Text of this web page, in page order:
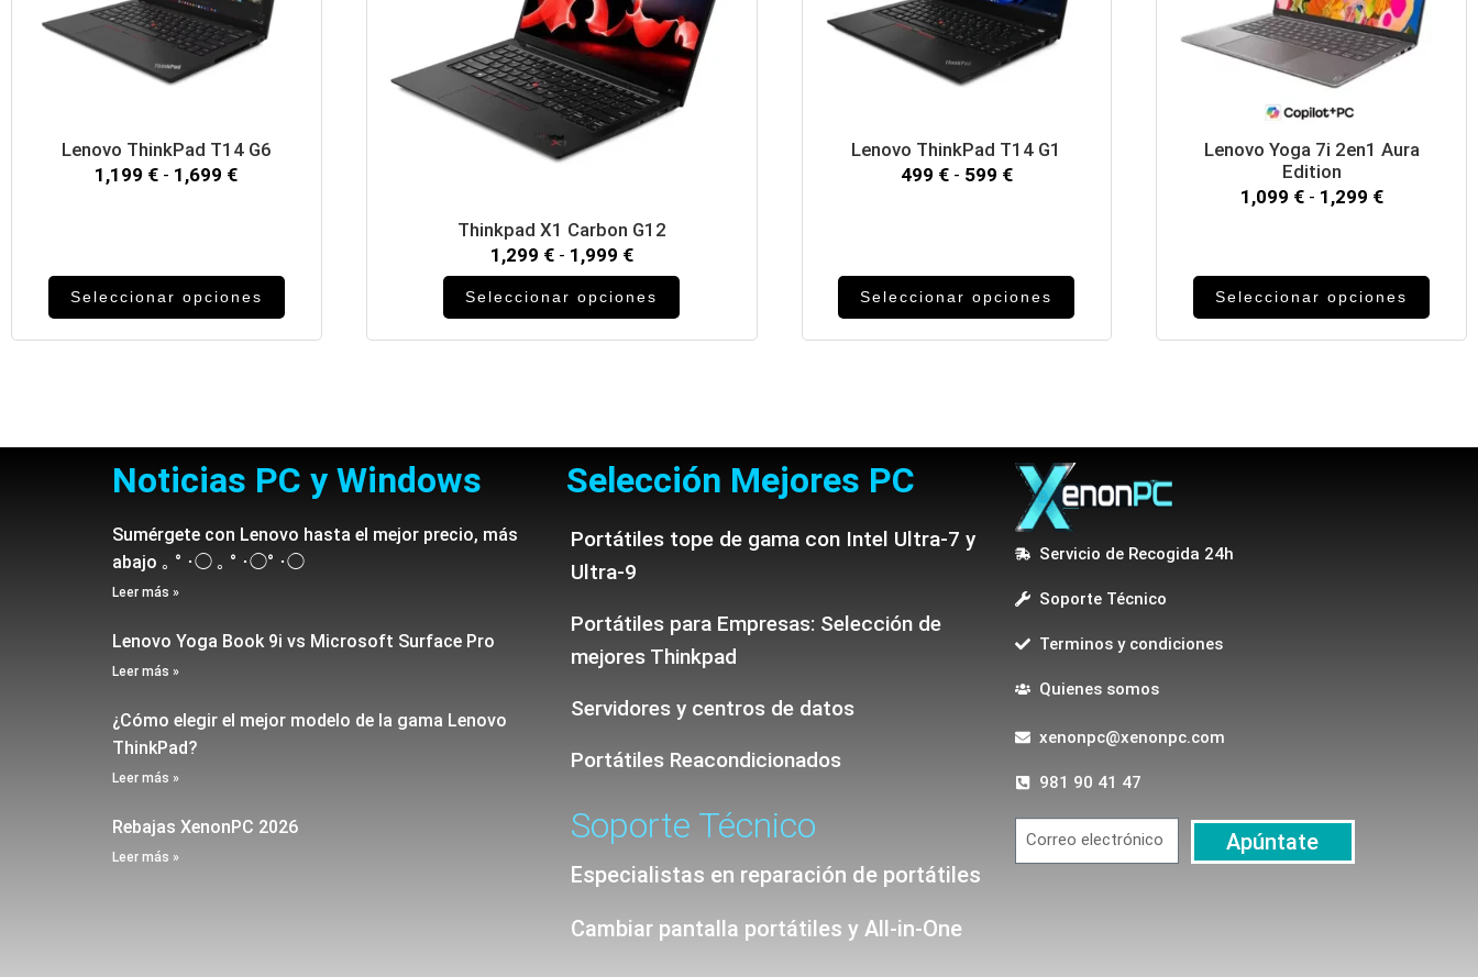
Lenovo ThinkPad T14 G6
1,199 € - 1,699 €
Seleccionar opciones
Thinkpad X1 Carbon G12
1,299 € - 1,999 €
Seleccionar opciones
Lenovo ThinkPad T14 G1
499 € - 599 €
Seleccionar opciones
Lenovo Yoga 7i 2en1 Aura
Edition
1,099 € - 1,299 €
Seleccionar opciones
Noticias PC y Windows
Sumérgete con Lenovo hasta el mejor precio, más
abajo ｡ ° ･◯ ｡ ° ･◯° ･◯
Leer más »
Lenovo Yoga Book 9i vs Microsoft Surface Pro
Leer más »
¿Cómo elegir el mejor modelo de la gama Lenovo
ThinkPad?
Leer más »
Rebajas XenonPC 2026
Leer más »
Selección Mejores PC
Portátiles tope de gama con Intel Ultra-7 y
Ultra-9
Portátiles para Empresas: Selección de
mejores Thinkpad
Servidores y centros de datos
Portátiles Reacondicionados
Soporte Técnico
Especialistas en reparación de portátiles
Cambiar pantalla portátiles y All-in-One
Servicio de Recogida 24h
Soporte Técnico
Terminos y condiciones
Quienes somos
xenonpc@xenonpc.com
981 90 41 47
Apúntate